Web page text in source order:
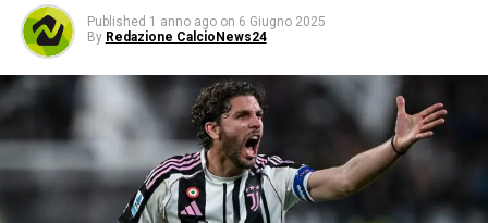
Published 1 anno ago on 6 Giugno 2025
By Redazione CalcioNews24